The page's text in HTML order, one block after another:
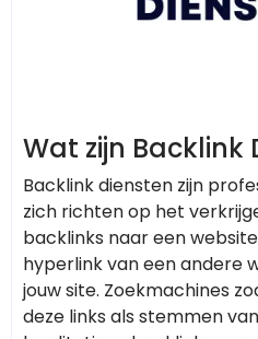
Wat zijn Backlink
Backlink diensten zijn
zich richten op het
backlinks naar een
hyperlink van een andere
jouw site. Zoekmachines
deze links als stemmen